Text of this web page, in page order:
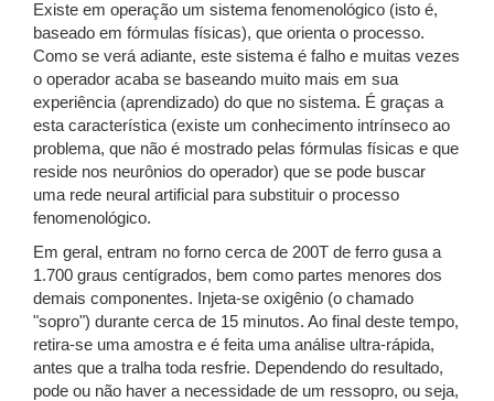
Existe em operação um sistema fenomenológico (isto é,
baseado em fórmulas físicas), que orienta o processo.
Como se verá adiante, este sistema é falho e muitas vezes
o operador acaba se baseando muito mais em sua
experiência (aprendizado) do que no sistema. É graças a
esta característica (existe um conhecimento intrínseco ao
problema, que não é mostrado pelas fórmulas físicas e que
reside nos neurônios do operador) que se pode buscar
uma rede neural artificial para substituir o processo
fenomenológico.
Em geral, entram no forno cerca de 200T de ferro gusa a
1.700 graus centígrados, bem como partes menores dos
demais componentes. Injeta-se oxigênio (o chamado
"sopro") durante cerca de 15 minutos. Ao final deste tempo,
retira-se uma amostra e é feita uma análise ultra-rápida,
antes que a tralha toda resfrie. Dependendo do resultado,
pode ou não haver a necessidade de um ressopro, ou seja,